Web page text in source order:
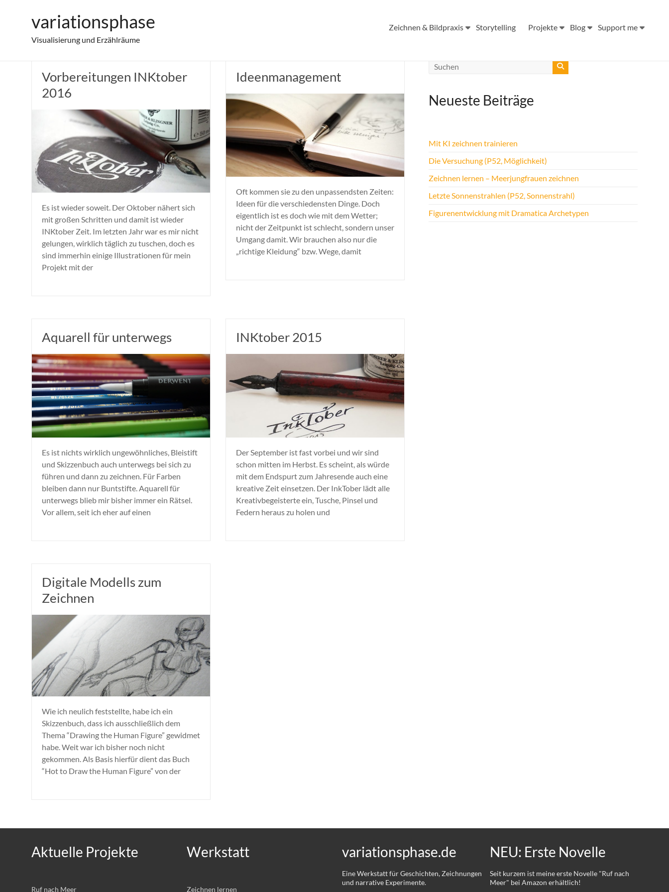
variationsphase
Visualisierung und Erzählräume
Zeichnen & Bildpraxis Storytelling Projekte Blog Support me
Kreativität
Vorbereitungen INKtober
2016
Es ist wieder soweit. Der Oktober nähert sich
mit großen Schritten und damit ist wieder
INKtober Zeit. Im letzten Jahr war es mir nicht
gelungen, wirklich täglich zu tuschen, doch es
sind immerhin einige Illustrationen für mein
Projekt mit der
Ideenmanagement
Oft kommen sie zu den unpassendsten Zeiten:
Ideen für die verschiedensten Dinge. Doch
eigentlich ist es doch wie mit dem Wetter;
nicht der Zeitpunkt ist schlecht, sondern unser
Umgang damit. Wir brauchen also nur die
„richtige Kleidung“ bzw. Wege, damit
Aquarell für unterwegs
Es ist nichts wirklich ungewöhnliches, Bleistift
und Skizzenbuch auch unterwegs bei sich zu
führen und dann zu zeichnen. Für Farben
bleiben dann nur Buntstifte. Aquarell für
unterwegs blieb mir bisher immer ein Rätsel.
Vor allem, seit ich eher auf einen
INKtober 2015
Der September ist fast vorbei und wir sind
schon mitten im Herbst. Es scheint, als würde
mit dem Endspurt zum Jahresende auch eine
kreative Zeit einsetzen. Der InkTober lädt alle
Kreativbegeisterte ein, Tusche, Pinsel und
Federn heraus zu holen und
Digitale Modells zum
Zeichnen
Wie ich neulich feststellte, habe ich ein
Skizzenbuch, dass ich ausschließlich dem
Thema “Drawing the Human Figure” gewidmet
habe. Weit war ich bisher noch nicht
gekommen. Als Basis hierfür dient das Buch
“Hot to Draw the Human Figure” von der
Neueste Beiträge
Mit KI zeichnen trainieren
Die Versuchung (P52, Möglichkeit)
Zeichnen lernen – Meerjungfrauen zeichnen
Letzte Sonnenstrahlen (P52, Sonnenstrahl)
Figurenentwicklung mit Dramatica Archetypen
Aktuelle Projekte
Ruf nach Meer
Werkstatt
Zeichnen lernen
variationsphase.de
Eine Werkstatt für Geschichten, Zeichnungen
und narrative Experimente.
NEU: Erste Novelle
Seit kurzem ist meine erste Novelle "Ruf nach
Meer" bei Amazon erhältlich!